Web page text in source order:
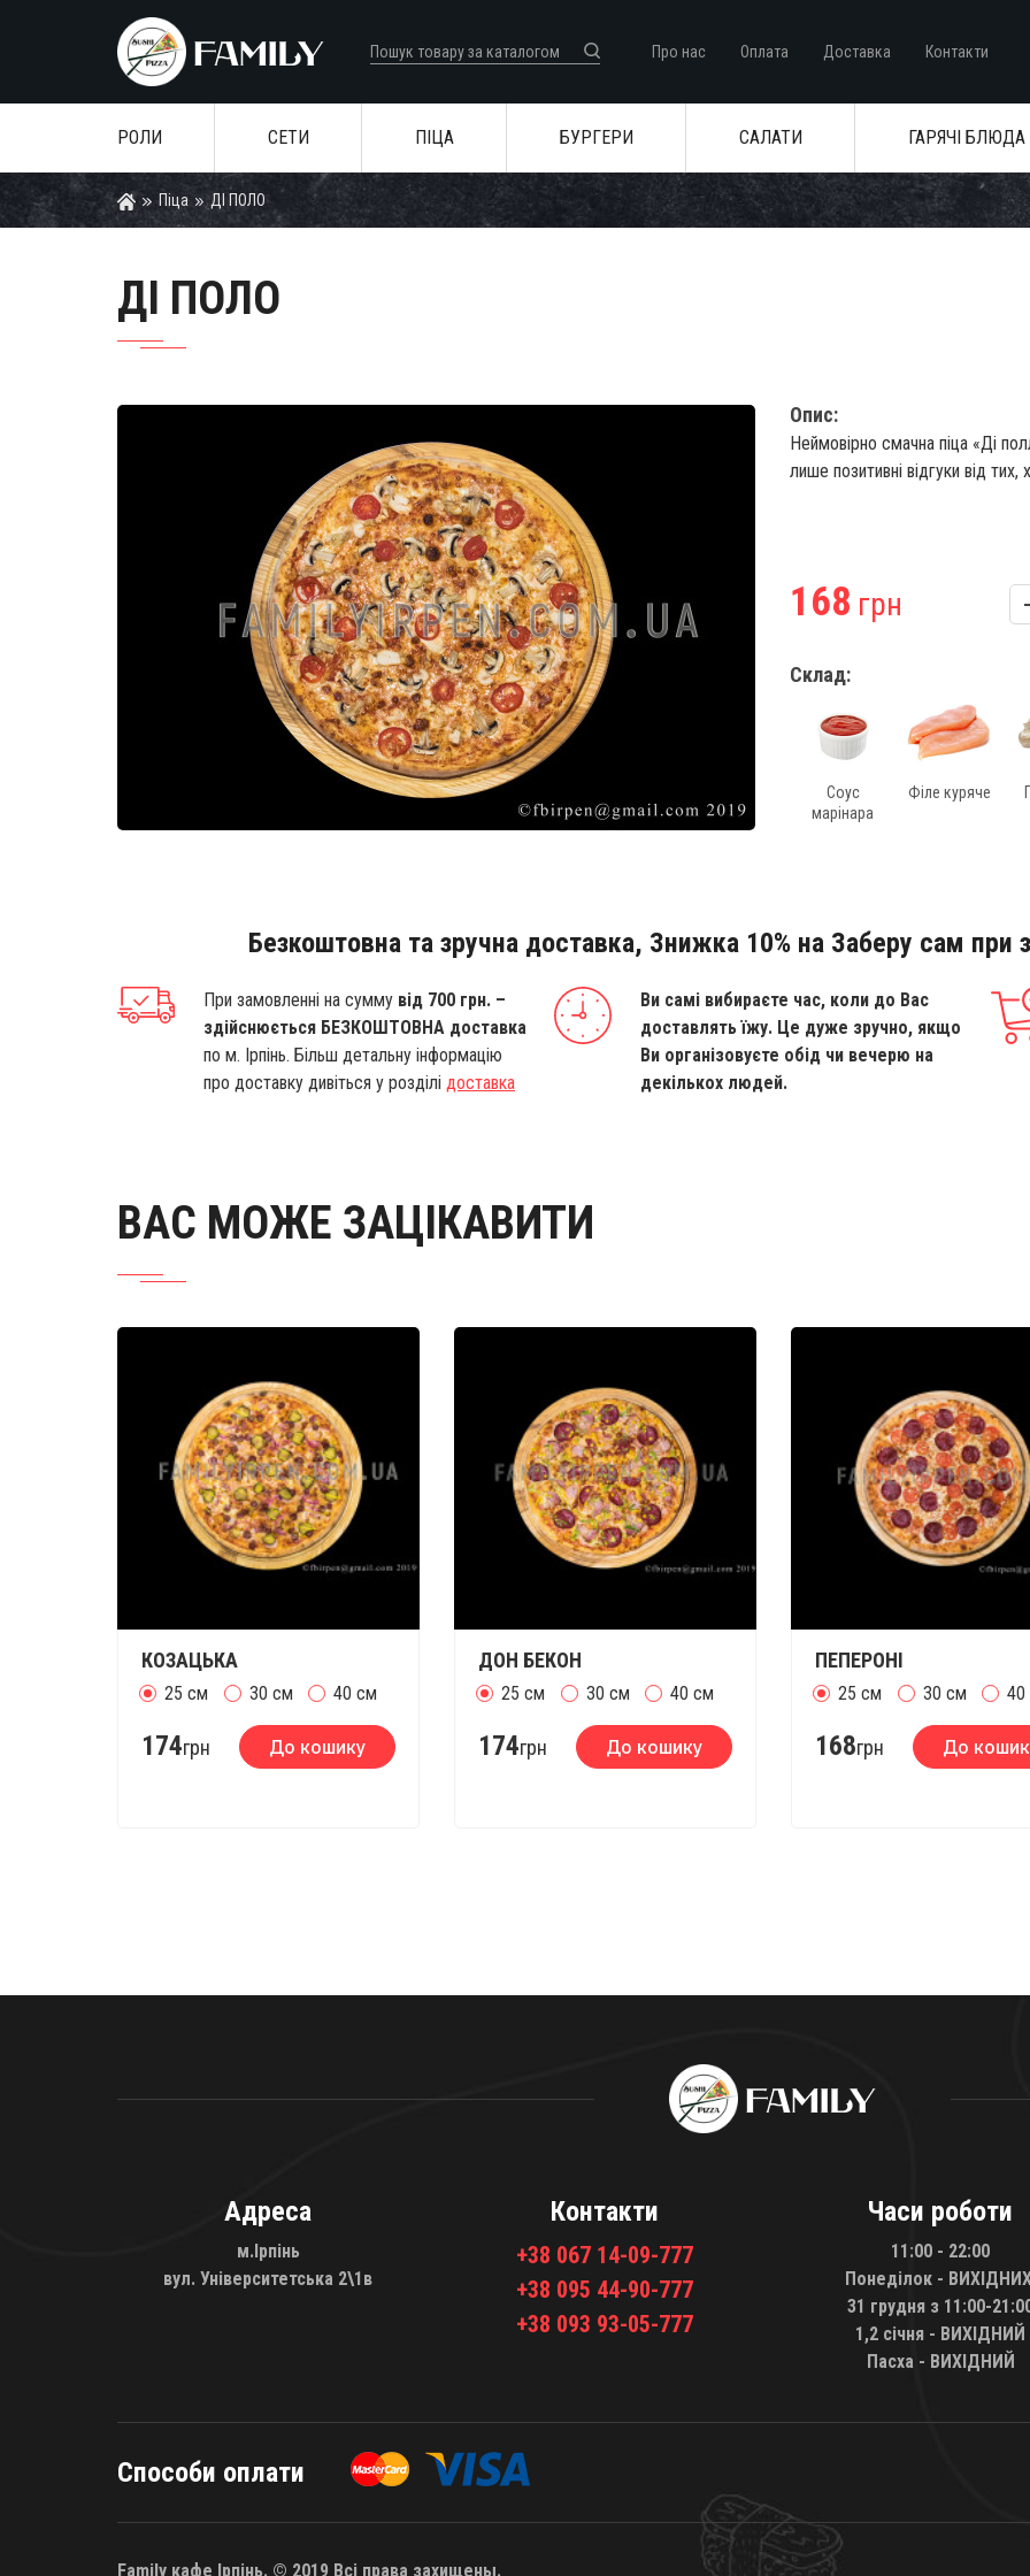
Про нас Оплата Доставка Контакти
РОЛИ СЕТИ ПІЦА БУРГЕРИ САЛАТИ ГАРЯЧІ БЛЮДА
Піца ДІ ПОЛО
ДІ ПОЛО
Опис:
Неймовірно смачна піца «Ді
лише позитивні відгуки від тих,
168 грн
Склад:
Соус
марінара
Філе куряче
Безкоштовна та зручна доставка, Знижка 10% на Заберу сам при
При замовленні на сумму від 700 грн. –
здійснюється БЕЗКОШТОВНА доставка
по м. Ірпінь. Більш детальну інформацію
про доставку дивіться у розділі доставка
Ви самі вибираєте час, коли до Вас
доставлять їжу. Це дуже зручно, якщо
Ви організовуєте обід чи вечерю на
декількох людей.
ВАС МОЖЕ ЗАЦІКАВИТИ
КОЗАЦЬКА
25 см 30 см 40 см
174грн До кошику
ДОН БЕКОН
25 см 30 см 40 см
174грн До кошику
ПЕПЕРОНІ
25 см 30 см 40
168грн До
Адреса
м.Ірпінь
вул. Університетська 2\1в
Контакти
+38 067 14-09-777
+38 095 44-90-777
+38 093 93-05-777
Часи роботи
11:00 - 22:00
Понеділок -
31 грудня з 11:00-
1,2 січня - ВИХІДНИЙ
Пасха - ВИХІДНИЙ
Способи оплати
Family кафе Ірпінь. © 2019 Всі права захищены.